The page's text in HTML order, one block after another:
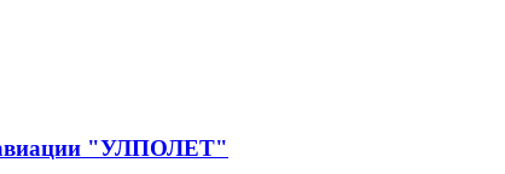
авиации "УЛПОЛЕТ"